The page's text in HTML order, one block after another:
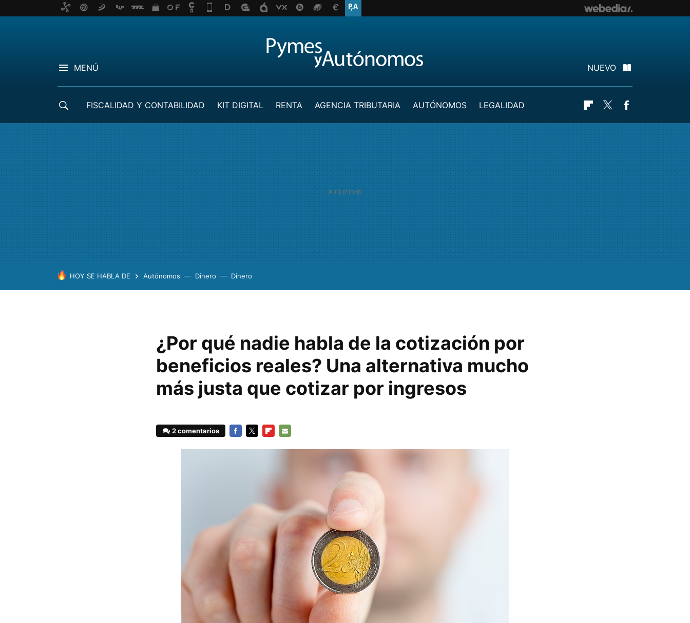
MENÚ NUEVO
FISCALIDAD Y CONTABILIDAD KIT DIGITAL RENTA AGENCIA TRIBUTARIA AUTÓNOMOS
LEGALIDAD
Flipboard
Twitter
HOY SE HABLA DE Autónomos Dinero Dinero
¿Por qué nadie habla de la cotización por
beneficios reales? Una alternativa mucho
más justa que cotizar por ingresos
2 comentarios